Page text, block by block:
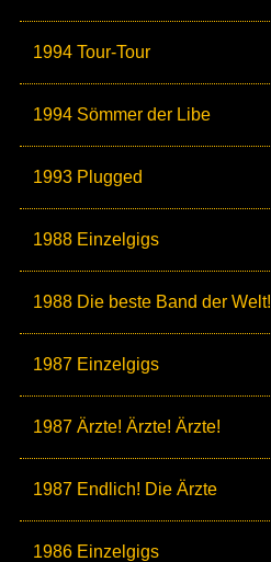
1994 Tour-Tour
1994 Sömmer der Libe
1993 Plugged
1988 Einzelgigs
1988 Die beste Band der Welt!
1987 Einzelgigs
1987 Ärzte! Ärzte! Ärzte!
1987 Endlich! Die Ärzte
1986 Einzelgigs